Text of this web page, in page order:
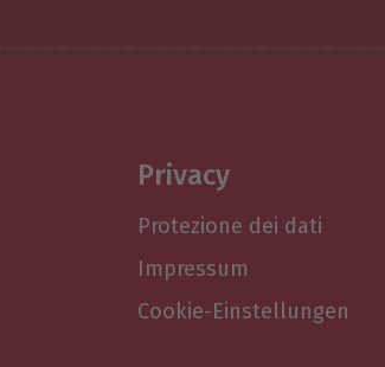
Privacy
Protezione dei dati
Impressum
Cookie-Einstellungen